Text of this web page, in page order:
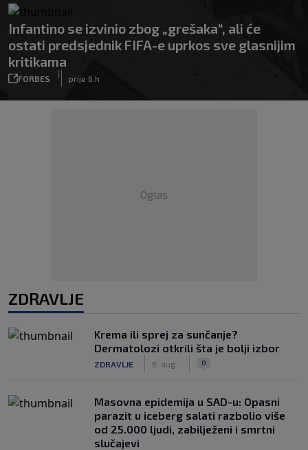
Infantino se izvinio zbog „grešaka“, ali će
ostati predsjednik FIFA-e uprkos sve glasnijim
kritikama
FORBES
|
prije 6 h
Oglas
ZDRAVLJE
Krema ili sprej za sunčanje?
Dermatolozi otkrili šta je bolji izbor
ZDRAVLJE 6. aug. 0
Masovna epidemija u SAD-u: Opasni
parazit u iceberg salati razbolio više
od 25.000 ljudi, zabilježeni i smrtni
slučajevi